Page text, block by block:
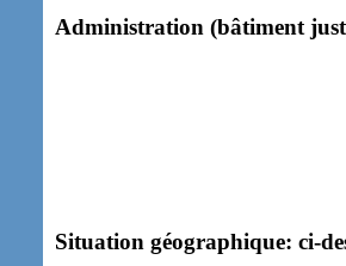
Administration (bâtiment
Situation géographique: ci-